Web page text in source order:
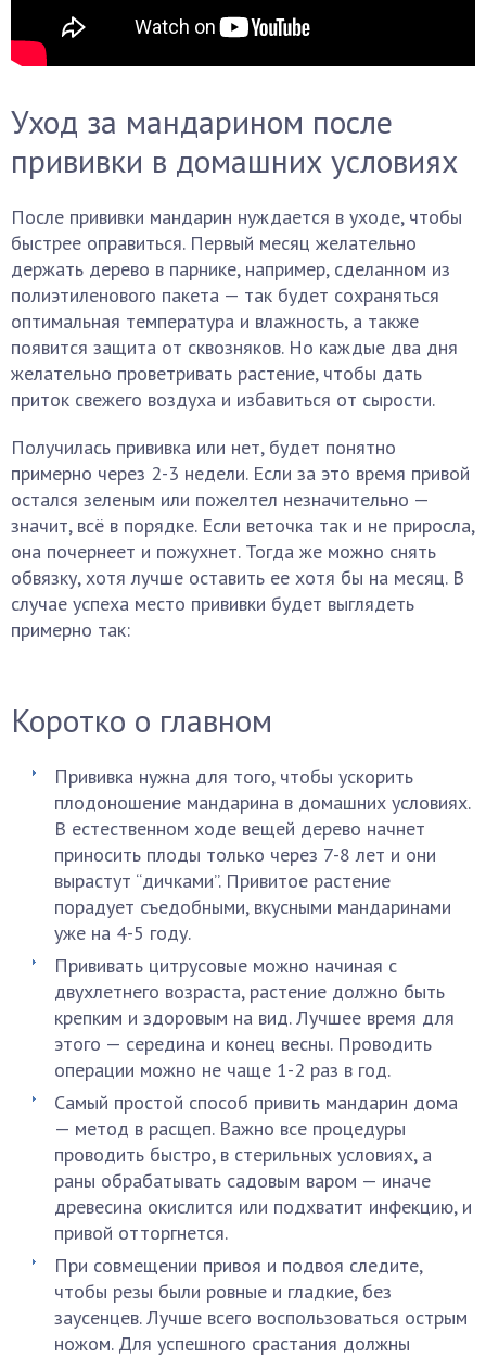
Уход за мандарином после
прививки в домашних условиях
После прививки мандарин нуждается в уходе, чтобы
быстрее оправиться. Первый месяц желательно
держать дерево в парнике, например, сделанном из
полиэтиленового пакета — так будет сохраняться
оптимальная температура и влажность, а также
появится защита от сквозняков. Но каждые два дня
желательно проветривать растение, чтобы дать
приток свежего воздуха и избавиться от сырости.
Получилась прививка или нет, будет понятно
примерно через 2-3 недели. Если за это время привой
остался зеленым или пожелтел незначительно —
значит, всё в порядке. Если веточка так и не приросла,
она почернеет и пожухнет. Тогда же можно снять
обвязку, хотя лучше оставить ее хотя бы на месяц. В
случае успеха место прививки будет выглядеть
примерно так:
Коротко о главном
Прививка нужна для того, чтобы ускорить
плодоношение мандарина в домашних условиях.
В естественном ходе вещей дерево начнет
приносить плоды только через 7-8 лет и они
вырастут “дичками”. Привитое растение
порадует съедобными, вкусными мандаринами
уже на 4-5 году.
Прививать цитрусовые можно начиная с
двухлетнего возраста, растение должно быть
крепким и здоровым на вид. Лучшее время для
этого — середина и конец весны. Проводить
операции можно не чаще 1-2 раз в год.
Самый простой способ привить мандарин дома
— метод в расщеп. Важно все процедуры
проводить быстро, в стерильных условиях, а
раны обрабатывать садовым варом — иначе
древесина окислится или подхватит инфекцию, и
привой отторгнется.
При совмещении привоя и подвоя следите,
чтобы резы были ровные и гладкие, без
заусенцев. Лучше всего воспользоваться острым
ножом. Для успешного срастания должны